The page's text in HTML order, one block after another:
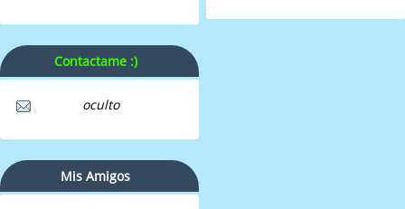
Contactame :)
oculto
Mis Amigos